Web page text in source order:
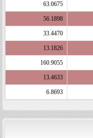
63.0675
56.1898
33.4470
13.1826
160.9055
13.4633
6.8693